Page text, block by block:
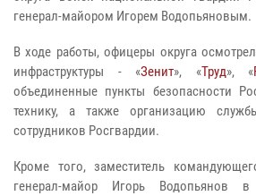
генерал-майором Игорем Водопьяновым.
В ходе работы, офицеры округа
инфраструктуры - «Зенит», «Труд», «
объединенные пункты безопасности
технику, а также организацию
сотрудников Росгвардии.
Кроме того, заместитель
генерал-майор Игорь Водопьянов